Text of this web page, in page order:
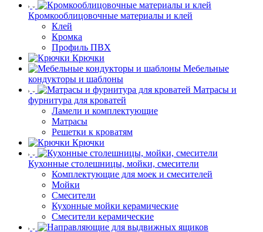
Кромкооблицовочные материалы и клей
Клей
Кромка
Профиль ПВХ
Крючки
Мебельные
кондукторы и шаблоны
Матрасы и
фурнитура для кроватей
Ламели и комплектующие
Матрасы
Решетки к кроватям
Крючки
Кухонные столешницы, мойки, смесители
Комплектующие для моек и смесителей
Мойки
Смесители
Кухонные мойки керамические
Смесители керамические